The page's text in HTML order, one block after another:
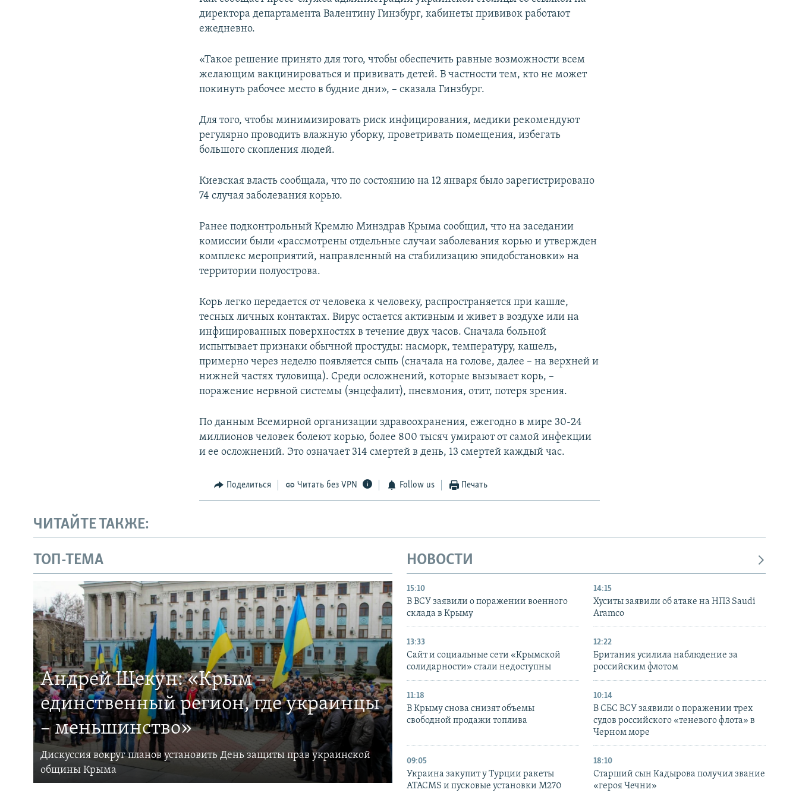
директора департамента Валентину Гинзбург, кабинеты прививок работают
ежедневно.
«Такое решение принято для того, чтобы обеспечить равные возможности всем
желающим вакцинироваться и прививать детей. В частности тем, кто не может
покинуть рабочее место в будние дни», – сказала Гинзбург.
Для того, чтобы минимизировать риск инфицирования, медики рекомендуют
регулярно проводить влажную уборку, проветривать помещения, избегать
большого скопления людей.
Киевская власть сообщала, что по состоянию на 12 января было зарегистрировано
74 случая заболевания корью.
Ранее подконтрольный Кремлю Минздрав Крыма сообщил, что на заседании
комиссии были «рассмотрены отдельные случаи заболевания корью и утвержден
комплекс мероприятий, направленный на стабилизацию эпидобстановки» на
территории полуострова.
Корь легко передается от человека к человеку, распространяется при кашле,
тесных личных контактах. Вирус остается активным и живет в воздухе или на
инфицированных поверхностях в течение двух часов. Сначала больной
испытывает признаки обычной простуды: насморк, температуру, кашель,
примерно через неделю появляется сыпь (сначала на голове, далее – на верхней и
нижней частях туловища). Среди осложнений, которые вызывает корь, –
поражение нервной системы (энцефалит), пневмония, отит, потеря зрения.
По данным Всемирной организации здравоохранения, ежегодно в мире 30-24
миллионов человек болеют корью, более 800 тысяч умирают от самой инфекции
и ее осложнений. Это означает 314 смертей в день, 13 смертей каждый час.
Поделиться Читать без VPN Follow us Печать
ЧИТАЙТЕ ТАКЖЕ:
ТОП-ТЕМА
Андрей Щекун: «Крым –
единственный регион, где украинцы
– меньшинство»
Дискуссия вокруг планов установить День защиты прав украинской
общины Крыма
НОВОСТИ
15:10
В ВСУ заявили о поражении военного
склада в Крыму
14:15
Хуситы заявили об атаке на НПЗ Saudi
Aramco
13:33
Сайт и социальные сети «Крымской
солидарности» стали недоступны
12:22
Британия усилила наблюдение за
российским флотом
11:18
В Крыму снова снизят объемы
свободной продажи топлива
10:14
В СБС ВСУ заявили о поражении трех
судов российского «теневого флота» в
Черном море
09:05
Украина закупит у Турции ракеты
ATACMS и пусковые установки M270
18:10
Старший сын Кадырова получил звание
«героя Чечни»